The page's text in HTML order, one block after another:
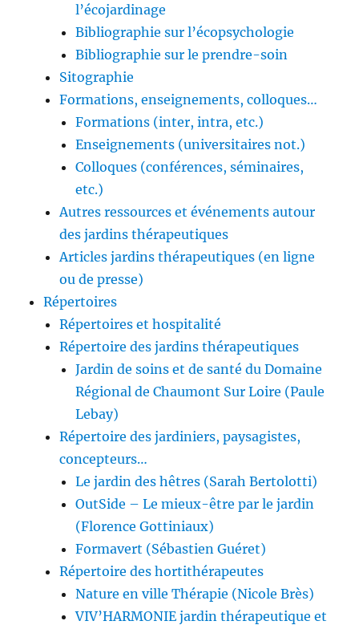
l’écojardinage
Bibliographie sur l’écopsychologie
Bibliographie sur le prendre-soin
Sitographie
Formations, enseignements, colloques…
Formations (inter, intra, etc.)
Enseignements (universitaires not.)
Colloques (conférences, séminaires,
etc.)
Autres ressources et événements autour
des jardins thérapeutiques
Articles jardins thérapeutiques (en ligne
ou de presse)
Répertoires
Répertoires et hospitalité
Répertoire des jardins thérapeutiques
Jardin de soins et de santé du Domaine
Régional de Chaumont Sur Loire (Paule
Lebay)
Répertoire des jardiniers, paysagistes,
concepteurs…
Le jardin des hêtres (Sarah Bertolotti)
OutSide – Le mieux-être par le jardin
(Florence Gottiniaux)
Formavert (Sébastien Guéret)
Répertoire des hortithérapeutes
Nature en ville Thérapie (Nicole Brès)
VIV’HARMONIE jardin thérapeutique et